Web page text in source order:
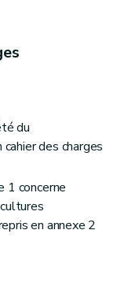
du
des charges
1 concerne
en annexe 2